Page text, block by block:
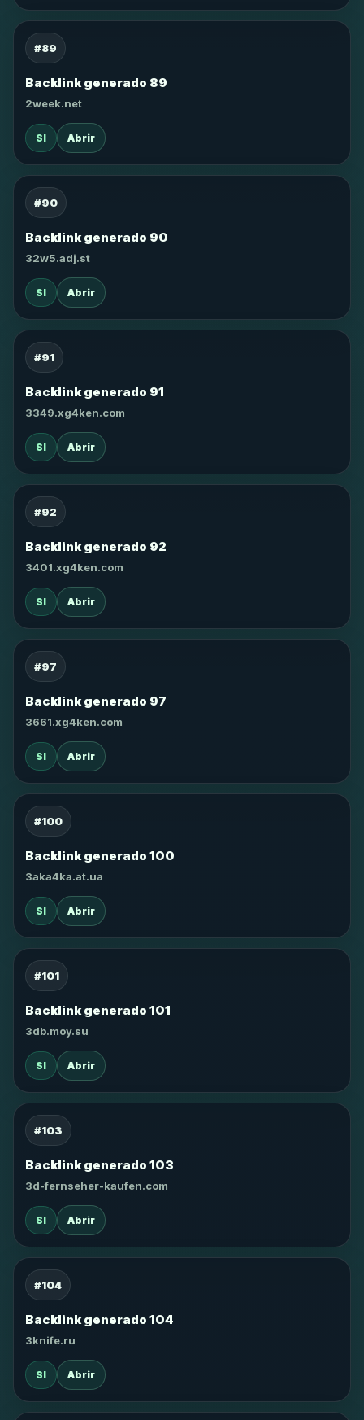
#89
Backlink generado 89
2week.net
SI Abrir
#90
Backlink generado 90
32w5.adj.st
SI Abrir
#91
Backlink generado 91
3349.xg4ken.com
SI Abrir
#92
Backlink generado 92
3401.xg4ken.com
SI Abrir
#97
Backlink generado 97
3661.xg4ken.com
SI Abrir
#100
Backlink generado 100
3aka4ka.at.ua
SI Abrir
#101
Backlink generado 101
3db.moy.su
SI Abrir
#103
Backlink generado 103
3d-fernseher-kaufen.com
SI Abrir
#104
Backlink generado 104
3knife.ru
SI Abrir